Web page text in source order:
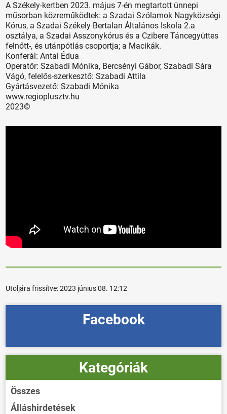
A Székely-kertben 2023. május 7-én megtartott ünnepi
műsorban közreműködtek: a Szadai Szólamok Nagyközségi
Kórus, a Szadai Székely Bertalan Általános Iskola 2.a
osztálya, a Szadai Asszonykórus és a Czibere Táncegyüttes
felnőtt-, és utánpótlás csoportja; a Macikák.
Konferál: Antal Édua
Operatőr: Szabadi Mónika, Bercsényi Gábor, Szabadi Sára
Vágó, felelős-szerkesztő: Szabadi Attila
Gyártásvezető: Szabadi Mónika
www.regioplusztv.hu
2023©
Utoljára frissítve:2023 június 08. 12:12
Facebook
Kategóriák
Összes
Álláshirdetések